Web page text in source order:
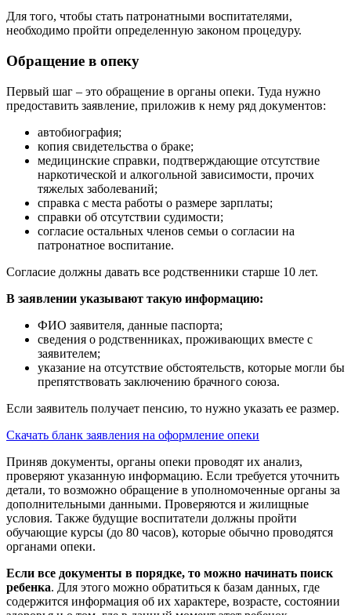
Для того, чтобы стать патронатными воспитателями,
необходимо пройти определенную законом процедуру.
Обращение в опеку
Первый шаг – это обращение в органы опеки. Туда нужно
предоставить заявление, приложив к нему ряд документов:
автобиография;
копия свидетельства о браке;
медицинские справки, подтверждающие отсутствие
наркотической и алкогольной зависимости, прочих
тяжелых заболеваний;
справка с места работы о размере зарплаты;
справки об отсутствии судимости;
согласие остальных членов семьи о согласии на
патронатное воспитание.
Согласие должны давать все родственники старше 10 лет.
В заявлении указывают такую информацию:
ФИО заявителя, данные паспорта;
сведения о родственниках, проживающих вместе с
заявителем;
указание на отсутствие обстоятельств, которые могли бы
препятствовать заключению брачного союза.
Если заявитель получает пенсию, то нужно указать ее размер.
Скачать бланк заявления на оформление опеки
Приняв документы, органы опеки проводят их анализ,
проверяют указанную информацию. Если требуется уточнить
детали, то возможно обращение в уполномоченные органы за
дополнительными данными. Проверяются и жилищные
условия. Также будущие воспитатели должны пройти
обучающие курсы (до 80 часов), которые обычно проводятся
органами опеки.
Если все документы в порядке, то можно начинать поиск
ребенка. Для этого можно обратиться к базам данных, где
содержится информация об их характере, возрасте, состоянии